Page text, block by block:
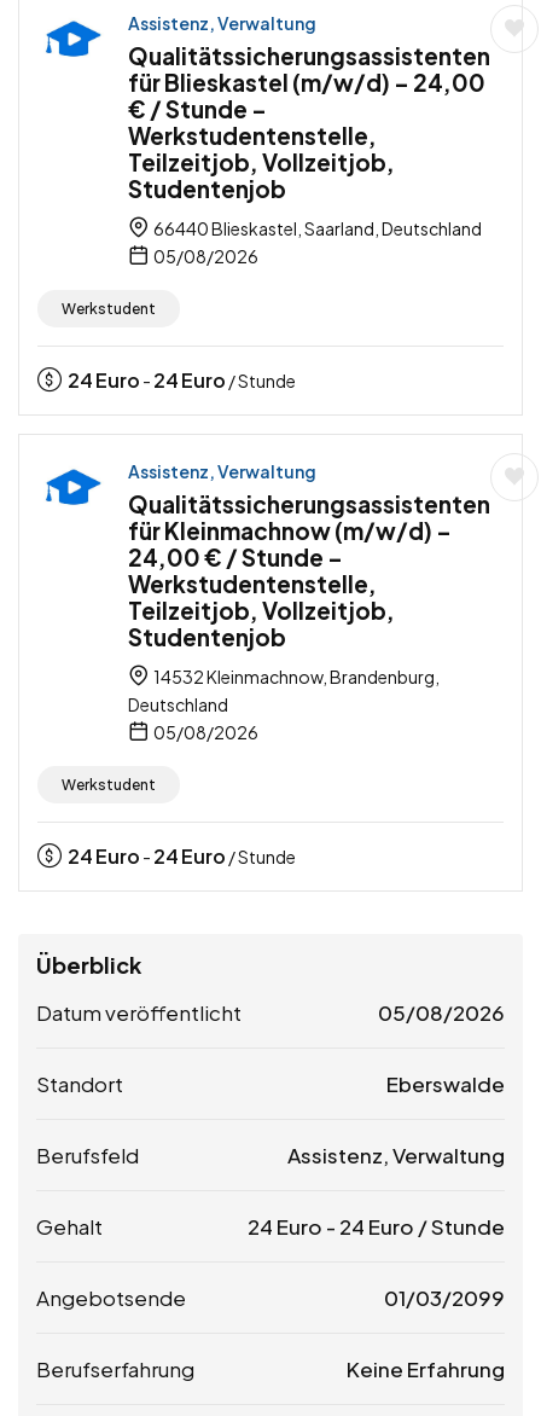
Assistenz, Verwaltung
Qualitätssicherungsassistenten
für Blieskastel (m/w/d) – 24,00
€ / Stunde –
Werkstudentenstelle,
Teilzeitjob, Vollzeitjob,
Studentenjob
66440 Blieskastel, Saarland, Deutschland
05/08/2026
Werkstudent
24Euro - 24Euro / Stunde
Assistenz, Verwaltung
Qualitätssicherungsassistenten
für Kleinmachnow (m/w/d) –
24,00 € / Stunde –
Werkstudentenstelle,
Teilzeitjob, Vollzeitjob,
Studentenjob
14532 Kleinmachnow, Brandenburg,
Deutschland
05/08/2026
Werkstudent
24Euro - 24Euro / Stunde
Überblick
Datum veröffentlicht 05/08/2026
Standort Eberswalde
Berufsfeld Assistenz, Verwaltung
Gehalt 24 Euro - 24 Euro / Stunde
Angebotsende 01/03/2099
Berufserfahrung Keine Erfahrung